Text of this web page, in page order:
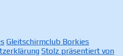
Gleitschirmclub Borkies
Stolz präsentiert von